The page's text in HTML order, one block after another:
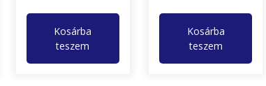
Kosárba
teszem
Kosárba
teszem